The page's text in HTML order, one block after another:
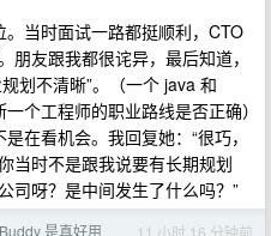
当时面试一路都挺顺利，CTO
友跟我都很诧异，最后知道，
划不清晰”。（一个 java 和
个工程师的职业路线是否正确）
在看机会。我回复她：“很巧，
当时不是跟我说要有长期规划
司呀？是中间发生了什么吗？”
是真好用 11 小时 16 分钟前